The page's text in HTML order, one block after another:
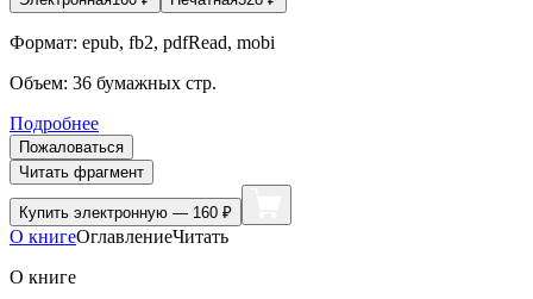
Формат: epub, fb2, pdfRead, mobi
Объем: 36 бумажных стр.
Подробнее
Пожаловаться
Читать фрагмент
Купить электронную — 160 ₽
О книгеОглавлениеЧитать
О книге